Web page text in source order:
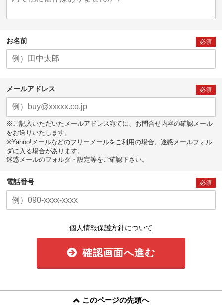
お名前 必須
メールアドレス 必須
※ご記入いただいたメールアドレス宛てに、お問合せ内容の確認メール
をお送りいたします。
※Yahoo!メールなどのフリーメールをご利用の場合、迷惑メールフォル
ダに入る場合があります。
迷惑メールのフォルダ・設定等をご確認下さい。
電話番号 必須
個人情報保護方針について
確認画面へ進む
このページの先頭へ